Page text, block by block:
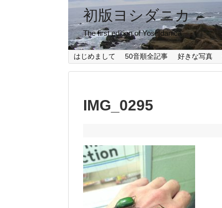
初版ヨシダニカ
The first edition of Yoshidanica
はじめまして 50音順全記事 好きな写真
IMG_0295